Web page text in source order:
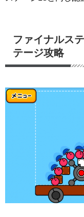
ファイナルス
テージ攻略